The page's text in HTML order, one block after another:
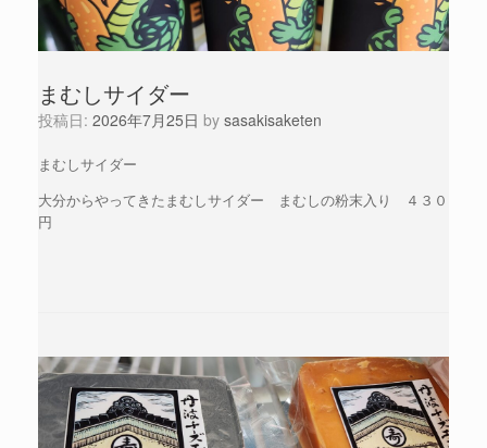
まむしサイダー
投稿日: 2026年7月25日 by sasakisaketen
まむしサイダー
大分からやってきたまむしサイダー まむしの粉末入り ４３０
円